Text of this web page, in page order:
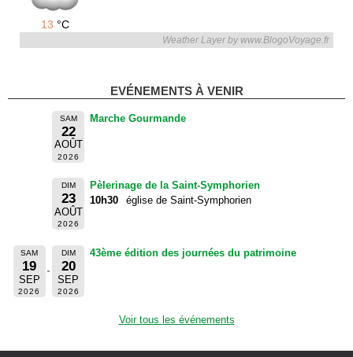
13 °C
Weather Layer by www.BlogoVoyage.fr
EVÉNEMENTS À VENIR
SAM
22
AOÛT
2026
Marche Gourmande
DIM
23
AOÛT
2026
Pèlerinage de la Saint-Symphorien
10h30
église de Saint-Symphorien
SAM
19
SEP
2026
DIM
20
SEP
2026
43ème édition des journées du patrimoine
Voir tous les événements